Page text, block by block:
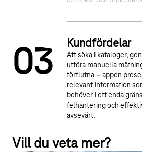
03
Kundfördelar
Att söka i kataloger,
utföra manuella
förflutna – appen
relevant information
behöver i ett enda
felhantering och
avsevärt.
Vill du veta mer?